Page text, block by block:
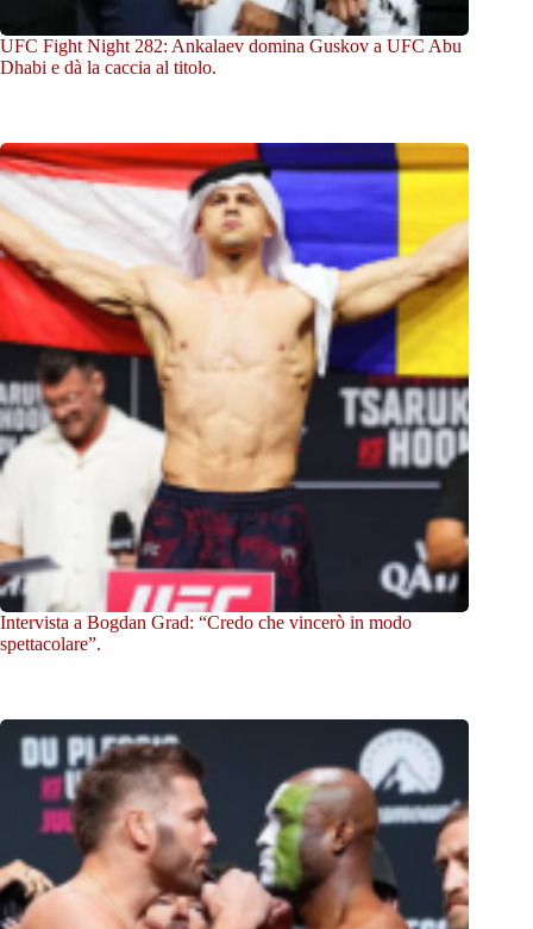
UFC Fight Night 282: Ankalaev domina Guskov a UFC Abu
Dhabi e dà la caccia al titolo.
Intervista a Bogdan Grad: “Credo che vincerò in modo
spettacolare”.